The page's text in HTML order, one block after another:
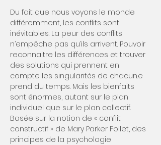
Du fait que nous voyons le monde
différemment, les conflits sont
inévitables. La peur des conflits
n’empêche pas qu’ils arrivent. Pouvoir
reconnaitre les différences et trouver
des solutions qui prennent en
compte les singularités de chacun.e
prend du temps. Mais les bienfaits
sont énormes, autant sur le plan
individuel que sur le plan collectif.
Basée sur la notion de « conflit
constructif » de Mary Parker Follet, des
principes de la psychologie